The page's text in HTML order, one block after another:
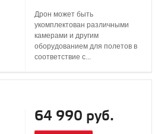
Дрон может быть
укомплектован различными
камерами и другим
оборудованием для полетов в
соответствие с...
64 990 руб.